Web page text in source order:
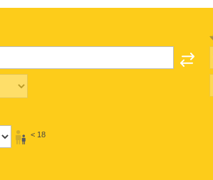
< 18